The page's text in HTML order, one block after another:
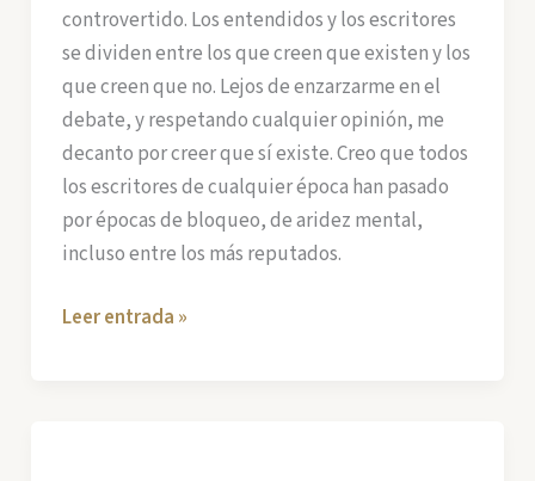
controvertido. Los entendidos y los escritores
se dividen entre los que creen que existen y los
que creen que no. Lejos de enzarzarme en el
debate, y respetando cualquier opinión, me
decanto por creer que sí existe. Creo que todos
los escritores de cualquier época han pasado
por épocas de bloqueo, de aridez mental,
incluso entre los más reputados.
El
Leer entrada »